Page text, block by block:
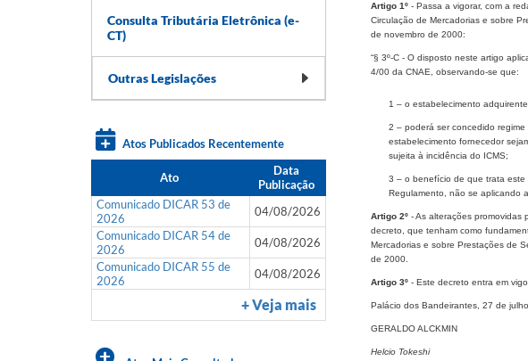
Consulta Tributária Eletrônica (e-
CT)
Outras Legislações
Atos Publicados Recentemente
Ato
Data
Publicação
Comunicado DICAR 53 de
2026
04/08/2026
Comunicado DICAR 54 de
2026
04/08/2026
Comunicado DICAR 55 de
2026
04/08/2026
+ Veja mais
Artigo 1º- Passa a vigorar, com a
Circulação de Mercadorias e sobre
de novembro de 2000:
“§ 3º-C - O disposto neste artigo
4/00 da CNAE, observando-se que:
1 – o estabelecimento
2 – poderá ser concedido
estabelecimento fornecedor
sujeita à incidência do ICMS;
3 – o benefício de que trata este
Regulamento, não se aplicando
Artigo 2º- As alterações promovidas
decreto, que tenham como
Mercadorias e sobre Prestações de
de 2000.
Artigo 3º- Este decreto entra em
Palácio dos Bandeirantes, 27 de
GERALDO ALCKMIN
Helcio Tokeshi